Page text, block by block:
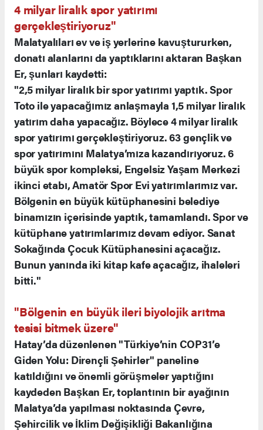
4 milyar liralık spor yatırımı
gerçekleştiriyoruz"
Malatyalıları ev ve iş yerlerine kavuştururken,
donatı alanlarını da yaptıklarını aktaran Başkan
Er, şunları kaydetti:
"2,5 milyar liralık bir spor yatırımı yaptık. Spor
Toto ile yapacağımız anlaşmayla 1,5 milyar liralık
yatırım daha yapacağız. Böylece 4 milyar liralık
spor yatırımı gerçekleştiriyoruz. 63 gençlik ve
spor yatırımını Malatya’mıza kazandırıyoruz. 6
büyük spor kompleksi, Engelsiz Yaşam Merkezi
ikinci etabı, Amatör Spor Evi yatırımlarımız var.
Bölgenin en büyük kütüphanesini belediye
binamızın içerisinde yaptık, tamamlandı. Spor ve
kütüphane yatırımlarımız devam ediyor. Sanat
Sokağında Çocuk Kütüphanesini açacağız.
Bunun yanında iki kitap kafe açacağız, ihaleleri
bitti."
"Bölgenin en büyük ileri biyolojik arıtma
tesisi bitmek üzere"
Hatay’da düzenlenen "Türkiye’nin COP31’e
Giden Yolu: Dirençli Şehirler" paneline
katıldığını ve önemli görüşmeler yaptığını
kaydeden Başkan Er, toplantının bir ayağının
Malatya’da yapılması noktasında Çevre,
Şehircilik ve İklim Değişikliği Bakanlığına